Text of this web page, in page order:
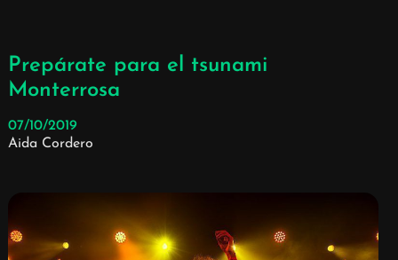
Prepárate para el tsunami
Monterrosa
07/10/2019
Aida Cordero